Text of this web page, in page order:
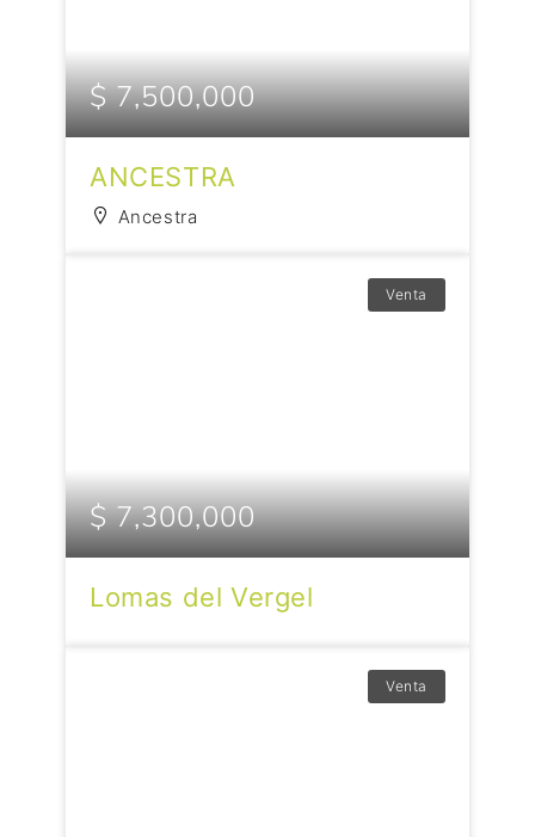
$ 7,500,000
ANCESTRA
Ancestra
Venta
$ 7,300,000
Lomas del Vergel
Venta